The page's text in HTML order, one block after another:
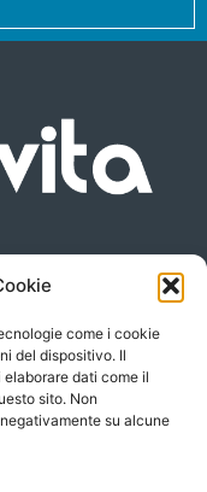
come i cookie
del dispositivo. Il
dati come il
sito. Non
su alcune